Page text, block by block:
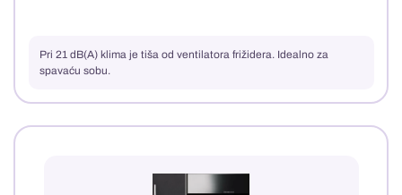
Pri 21 dB(A) klima je tiša od ventilatora frižidera. Idealno za
spavaću sobu.